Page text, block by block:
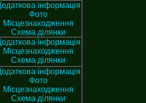
інформація
Фото
Місцезнаходження
Схема ділянки
інформація
Місцезнаходження
Схема ділянки
інформація
Фото
Місцезнаходження
Схема ділянки